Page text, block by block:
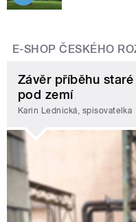
E-SHOP ČESKÉHO
Závěr příběhu
pod zemí
Karin Lednická, spisovatelka